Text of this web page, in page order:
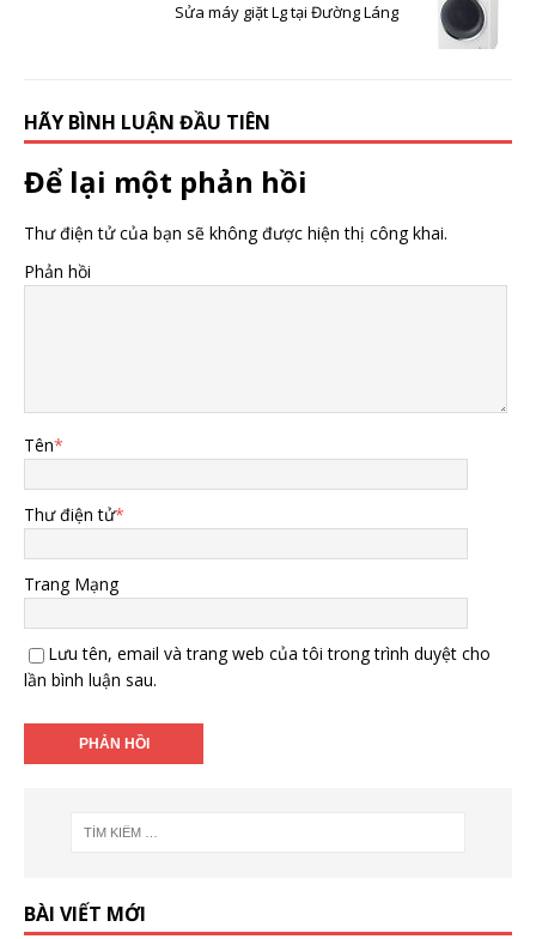
Sửa máy giặt Lg tại Đường Láng
HÃY BÌNH LUẬN ĐẦU TIÊN
Để lại một phản hồi
Thư điện tử của bạn sẽ không được hiện thị công khai.
Phản hồi
Tên*
Thư điện tử*
Trang Mạng
Lưu tên, email và trang web của tôi trong trình duyệt cho
lần bình luận sau.
BÀI VIẾT MỚI